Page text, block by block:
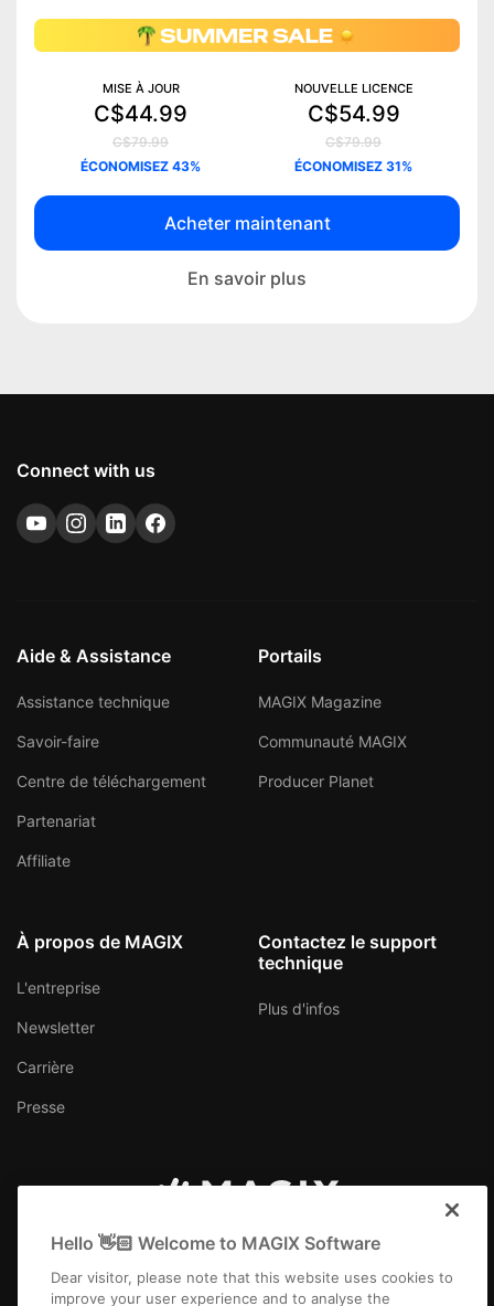
MISE À JOUR
C$44.99
C$79.99
ÉCONOMISEZ 43%
NOUVELLE LICENCE
C$54.99
C$79.99
ÉCONOMISEZ 31%
Acheter maintenant
En savoir plus
Connect with us
Aide & Assistance
Assistance technique
Savoir-faire
Centre de téléchargement
Partenariat
Affiliate
Portails
MAGIX Magazine
Communauté MAGIX
Producer Planet
À propos de MAGIX
L'entreprise
Newsletter
Carrière
Presse
Contactez le support
technique
Plus d'infos
Canada (Français)
Hello 👋🏻 Welcome to MAGIX Software
Dear visitor, please note that this website uses cookies to
improve your user experience and to analyse the